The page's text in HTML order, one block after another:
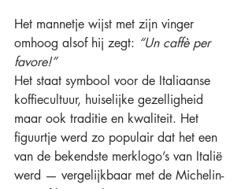
Het mannetje wijst met zijn vinger
omhoog alsof hij zegt: “Un caffè per
favore!”
Het staat symbool voor de Italiaanse
koffiecultuur, huiselijke gezelligheid
maar ook traditie en kwaliteit. Het
figuurtje werd zo populair dat het een
van de bekendste merklogo’s van Italië
werd — vergelijkbaar met de Michelin-